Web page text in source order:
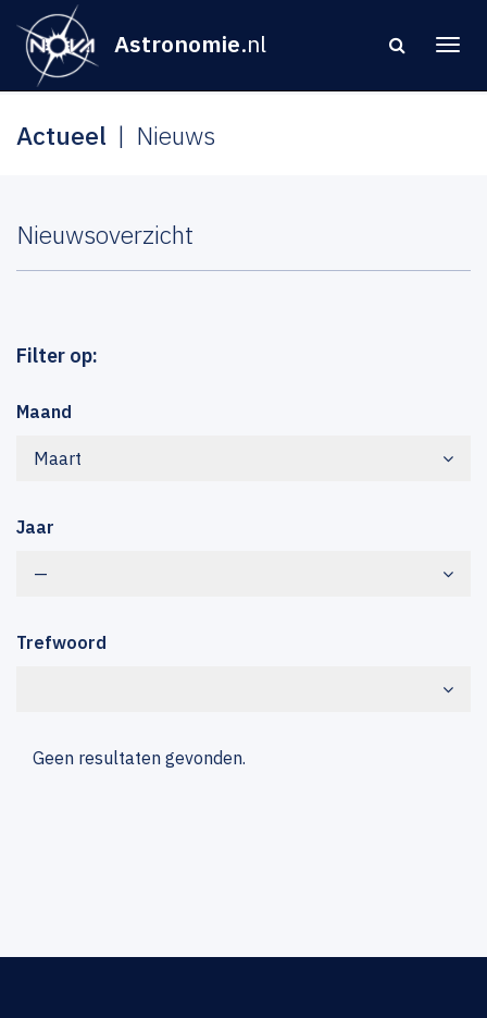
Astronomie.nl
Actueel Nieuws
Nieuwsoverzicht
Filter op:
Maand
Maart
Jaar
—
Trefwoord
Geen resultaten gevonden.